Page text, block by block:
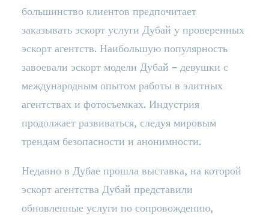
большинство клиентов предпочитает
заказывать эскорт услуги Дубай у проверенных
эскорт агентств. Наибольшую популярность
завоевали эскорт модели Дубай – девушки с
международным опытом работы в элитных
агентствах и фотосъемках. Индустрия
продолжает развиваться, следуя мировым
трендам безопасности и анонимности.
Недавно в Дубае прошла выставка, на которой
эскорт агентства Дубай представили
обновленные услуги по сопровождению,